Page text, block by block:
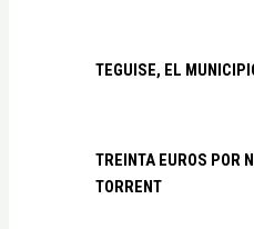
TEGUISE, EL
TREINTA EUROS POR
TORRENT